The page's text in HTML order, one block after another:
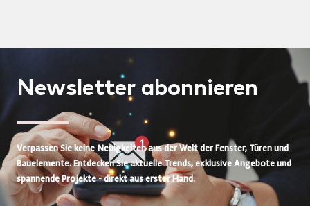
Newsletter abonnieren
Verpassen Sie keine Neuigkeiten aus der Welt der Fenster, Türen und
Bauelemente. Entdecken Sie aktuelle Trends, exklusive Angebote und
spannende Projekte - direkt aus erster Hand.